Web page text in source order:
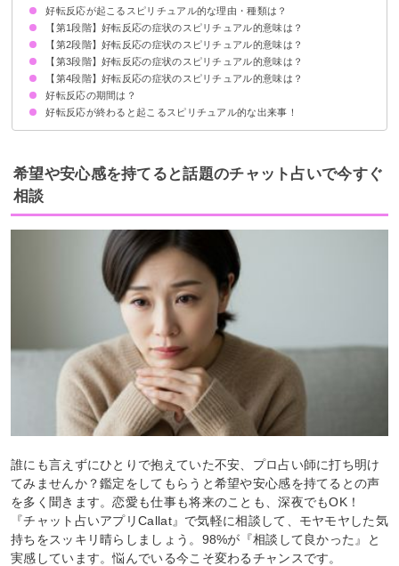
好転反応が起こるスピリチュアル的な理由・種類は？
①負のエネルギーの浄化に伴う好転反応
②潜在意識の書き換えに伴う好転反応
③波動の上昇に伴う好転反応
【第1段階】好転反応の症状のスピリチュアル的意味は？
眠気
だるい・体調不良
肩こり
腰痛
【第2段階】好転反応の症状のスピリチュアル的意味は？
かゆみ
耳鳴り
不安定な精神状態
【第3段階】好転反応の症状のスピリチュアル的意味は？
肌荒れ・ニキビ
おなら
環境の変化
【第4段階】好転反応の症状のスピリチュアル的意味は？
頭痛
嘔吐・吐き気
腹痛
発熱
好転反応の期間は？
通常2〜3日で症状は回復する
好転反応が終わると起こるスピリチュアル的な出来事！
次元が上昇する
願望実現
意識が広がり幸せに向かう
希望や安心感を持てると話題のチャット占いで今すぐ
相談
誰にも言えずにひとりで抱えていた不安、プロ占い師に打ち明け
てみませんか？鑑定をしてもらうと希望や安心感を持てるとの声
を多く聞きます。恋愛も仕事も将来のことも、深夜でもOK！
『チャット占いアプリCallat』で気軽に相談して、モヤモヤした気
持ちをスッキリ晴らしましょう。98%が『相談して良かった』と
実感しています。悩んでいる今こそ変わるチャンスです。